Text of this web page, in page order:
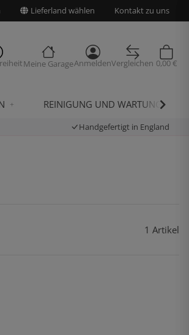
Lieferland wählen Kontakt zu uns
Meine GarageAnmeldenVergleichen 0,00 €
REINIGUNG UND WARTUNG
Handgefertigt in England
1 Artikel